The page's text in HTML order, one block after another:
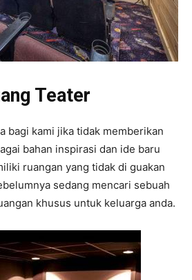
Teater
bagi kami jika tidak memberikan
bahan inspirasi dan ide baru
ruangan yang tidak di guakan
sedang mencari sebuah
khusus untuk keluarga anda.